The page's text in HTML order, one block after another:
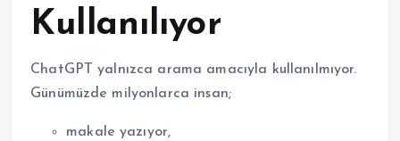
Kullanılıyor
ChatGPT yalnızca arama amacıyla kullanılmıyor.
Günümüzde milyonlarca insan;
makale yazıyor,